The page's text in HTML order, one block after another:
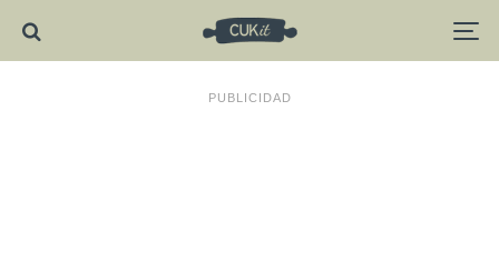
PUBLICIDAD